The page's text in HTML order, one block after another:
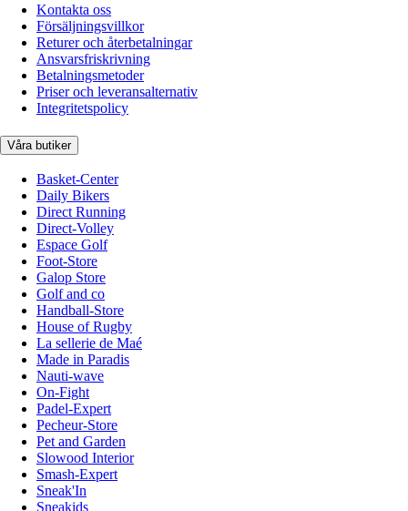
Kontakta oss
Försäljningsvillkor
Returer och återbetalningar
Ansvarsfriskrivning
Betalningsmetoder
Priser och leveransalternativ
Integritetspolicy
Våra butiker
Basket-Center
Daily Bikers
Direct Running
Direct-Volley
Espace Golf
Foot-Store
Galop Store
Golf and co
Handball-Store
House of Rugby
La sellerie de Maé
Made in Paradis
Nauti-wave
On-Fight
Padel-Expert
Pecheur-Store
Pet and Garden
Slowood Interior
Smash-Expert
Sneak'In
Sneakids